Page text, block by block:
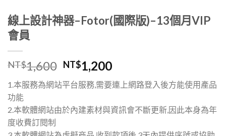
線上設計神器–Fotor(國際版)–13個月VIP
會員
NT$1,600 NT$1,200
1.本服務為網站平台服務,需要連上網路登入後方能使用產品
功能
2.本軟體網站由於內建素材與資訊會不斷更新,因此本身為年
度收費訂閱制